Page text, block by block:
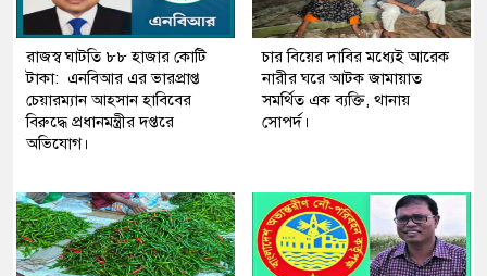
রাজস্ব ঘাটতি ৮৮ হাজার কোটি
টাকা: এনবিআর এর ভারপ্রাপ্ত
চেয়ারম্যান আহসান হাবিবের
বিরুদ্ধে প্রধানমন্ত্রীর দপ্তরে
অভিযোগ।
চার বিয়ের দাবির মধ্যেই আরেক
নারীর ঘরে আটক জামায়াত
সমর্থিত এক ব্যক্তি, থানায়
সোপর্দ।